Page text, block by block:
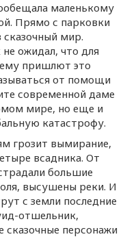
маленькому
Прямо с парковки
сказочный мир.
не ожидал, что для
пришлют это
от помощи
современной даме
мире, но еще и
катастрофу.
грозит вымирание,
всадника. От
большие
высушены реки. И
с земли последние
отшельник,
сказочные персонажи